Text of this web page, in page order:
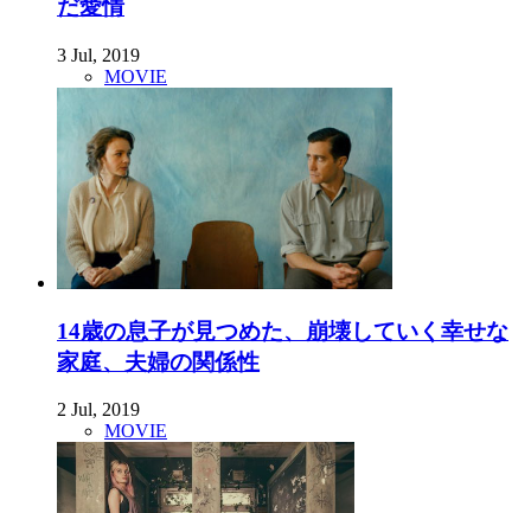
だ愛情
3 Jul, 2019
MOVIE
14歳の息子が見つめた、崩壊していく幸せな
家庭、夫婦の関係性
2 Jul, 2019
MOVIE